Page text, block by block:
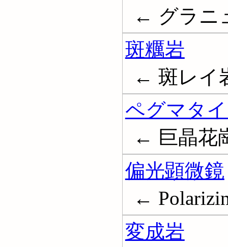
← グラニ
斑糲岩
← 斑レイ
ペグマタ
← 巨晶花
偏光顕微鏡
←
変成岩